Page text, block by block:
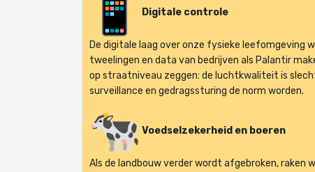
Digitale controle
De digitale laag over onze fysieke leefomgeving
tweelingen en data van bedrijven als Palantir
op straatniveau zeggen: de luchtkwaliteit is
surveillance en gedragssturing de norm worden.
Voedselzekerheid en boeren
Als de landbouw verder wordt afgebroken, raken